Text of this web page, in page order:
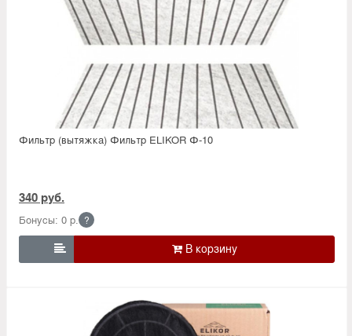
Фильтр (вытяжка) Фильтр ELIKOR Ф-10
340 руб.
Бонусы: 0 р. ?
